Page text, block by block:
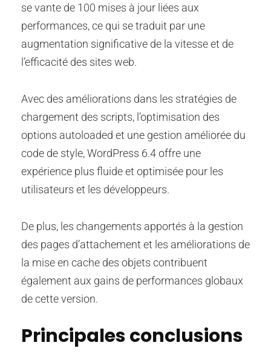
se vante de 100 mises à jour liées aux
performances, ce qui se traduit par une
augmentation significative de la vitesse et de
l’efficacité des sites web.
Avec des améliorations dans les stratégies de
chargement des scripts, l’optimisation des
options autoloaded et une gestion améliorée du
code de style, WordPress 6.4 offre une
expérience plus fluide et optimisée pour les
utilisateurs et les développeurs.
De plus, les changements apportés à la gestion
des pages d’attachement et les améliorations de
la mise en cache des objets contribuent
également aux gains de performances globaux
de cette version.
Principales conclusions